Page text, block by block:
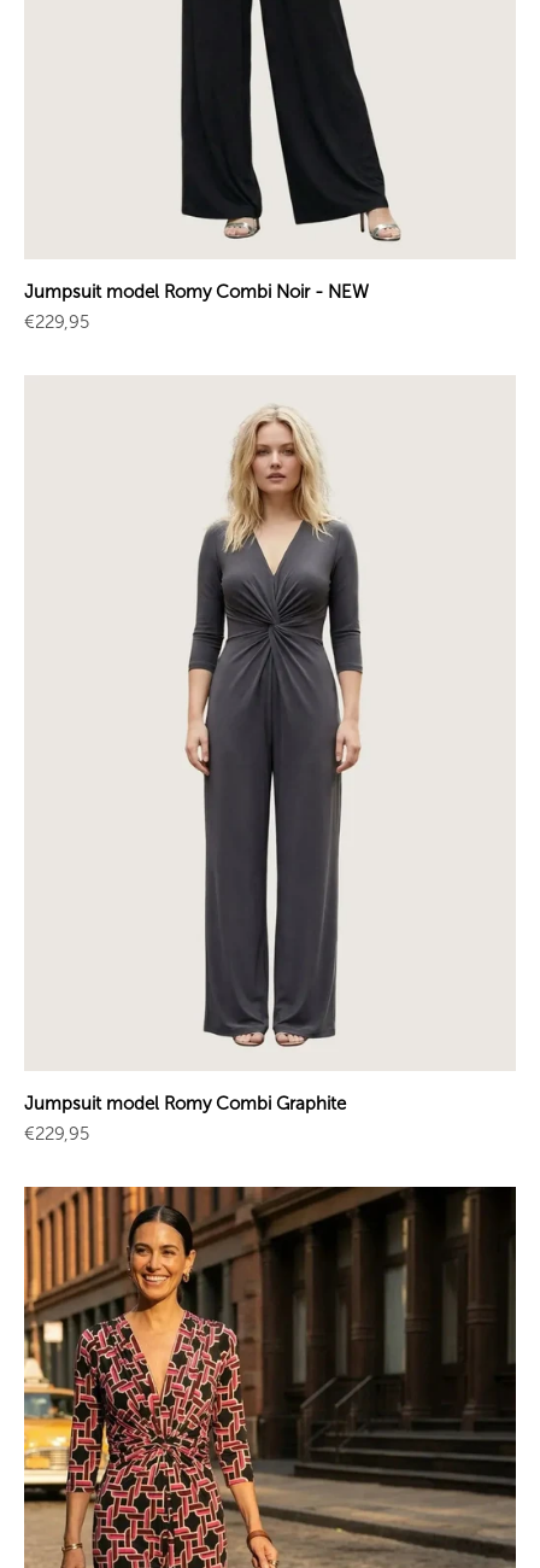
Jumpsuit model Romy Combi Noir - NEW
Sale price
€229,95
Jumpsuit model Romy Combi Graphite
Sale price
€229,95